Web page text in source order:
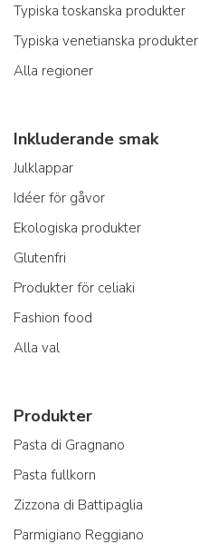
Typiska toskanska produkter
Typiska venetianska produkter
Alla regioner
Inkluderande smak
Julklappar
Idéer för gåvor
Ekologiska produkter
Glutenfri
Produkter för celiaki
Fashion food
Alla val
Produkter
Pasta di Gragnano
Pasta fullkorn
Zizzona di Battipaglia
Parmigiano Reggiano